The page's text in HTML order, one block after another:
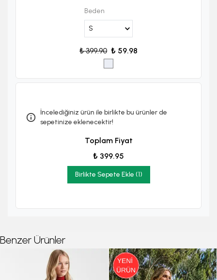
Beden
₺ 399.90 ₺ 59.98
İncelediğiniz ürün ile birlikte bu ürünler de
sepetinize eklenecektir!
Toplam Fiyat
₺ 399.95
Birlikte Sepete Ekle (1)
Benzer Ürünler